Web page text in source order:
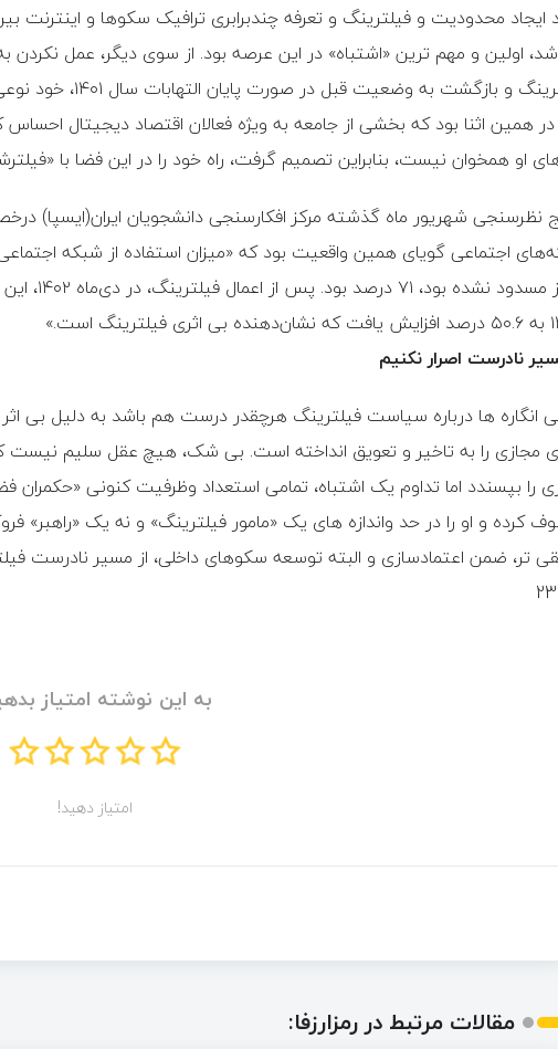
ایجاد محدودیت و فیلترینگ و تعرفه چندبرابری ترافیک سکوها و
شد، اولین و مهم ترین «اشتباه» در این عرصه بود. از سوی دیگر، عمل
فیلترینگ و بازگشت
در همین اثنا بود که بخشی از جامعه به ویژه فعالان اقتصاد دیجیتال
او همخوان نیست، بنابراین تصمیم گرفت، راه خود را در این فضا با
نظرسنجی شهریور ماه گذشته مرکز افکارسنجی دانشجویان ایران(ایسپا)
است.»
مسیر نادرست اصرار نکنیم
انگاره ها درباره سیاست فیلترینگ هرچقدر درست هم باشد به دلیل بی
مجازی را به تاخیر و تعویق انداخته است. بی شک، هیچ عقل سلیم
را بپسندد اما تداوم یک اشتباه، تمامی استعداد وظرفیت کنونی
کرده و او را در حد واندازه های یک «مامور فیلترینگ» و نه یک
تر، ضمن اعتمادسازی و البته توسعه سکوهای داخلی، از مسیر نادرست
به این نوشته امتیاز
امتیاز دهید!
مقالات مرتبط در رمزارزفا: